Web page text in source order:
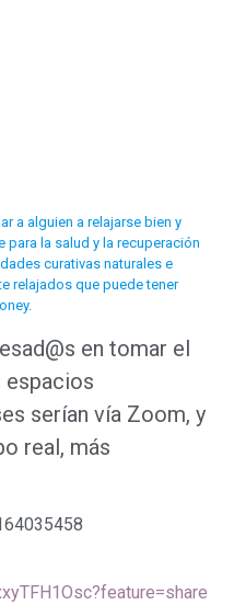
a alguien a relajarse bien y
para la salud y la recuperación
curativas naturales e
relajados que puede tener
en tomar el
serían vía Zoom, y
real, más